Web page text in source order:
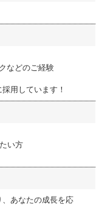
などのご経験
用しています！
い方
あなたの成長を応